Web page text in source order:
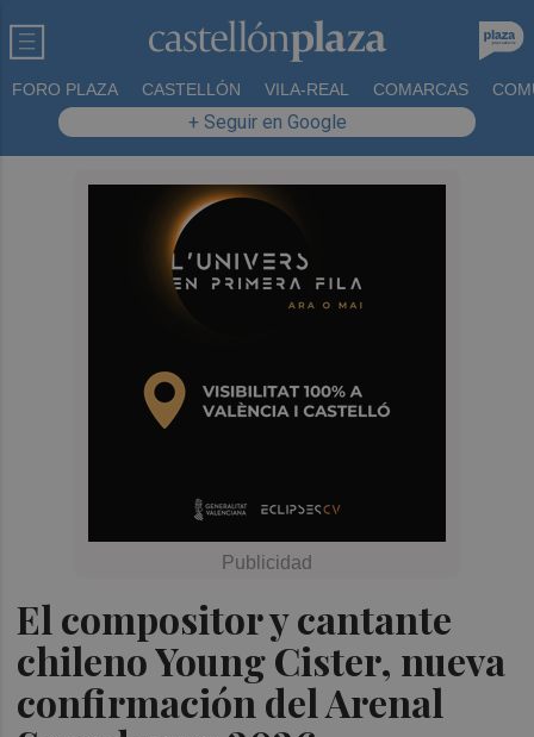
FORO PLAZA CASTELLÓN VILA-REAL COMARCAS
+ Seguir en Google
El compositor y cantante
chileno Young Cister, nueva
confirmación del Arenal